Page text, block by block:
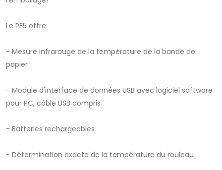
Le PF5 offre:
- Mesure infrarouge de la température de la bande de
papier
- Module d'interface de données USB avec logiciel software
pour PC, câble USB compris
- Batteries rechargeables
- Détermination exacte de la température du rouleau